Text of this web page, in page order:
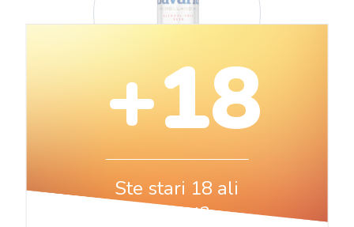
BREZALKOHOLNO
Pločevinka 0,5 L
Več
+18
Ste stari 18 ali
več let?